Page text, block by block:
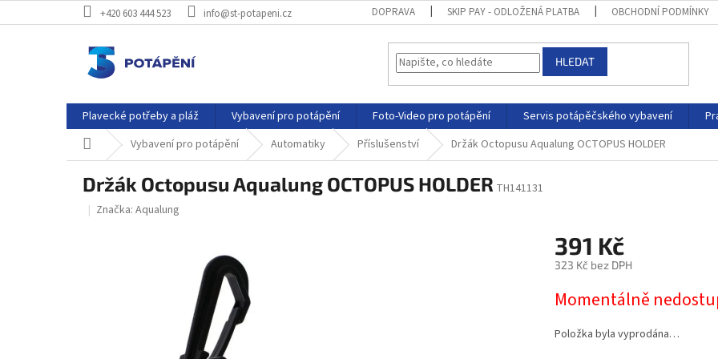
na
+420 603 444 523 info@st-potapeni.cz DOPRAVA SKIP PAY - ODLOŽENÁ PLATBA OBCHODNÍ PODMÍNKY
HLEDAT
Plavecké potřeby a pláž Vybavení pro potápění Foto-Video pro potápění Servis potápěčského vybavení
Domů Vybavení pro potápění Automatiky Příslušenství Držák Octopusu Aqualung OCTOPUS HOLDER
Držák Octopusu Aqualung OCTOPUS HOLDER TH141131
Značka: Aqualung
391 Kč
323 Kč bez DPH
Momentálně
Položka byla vyprodána…